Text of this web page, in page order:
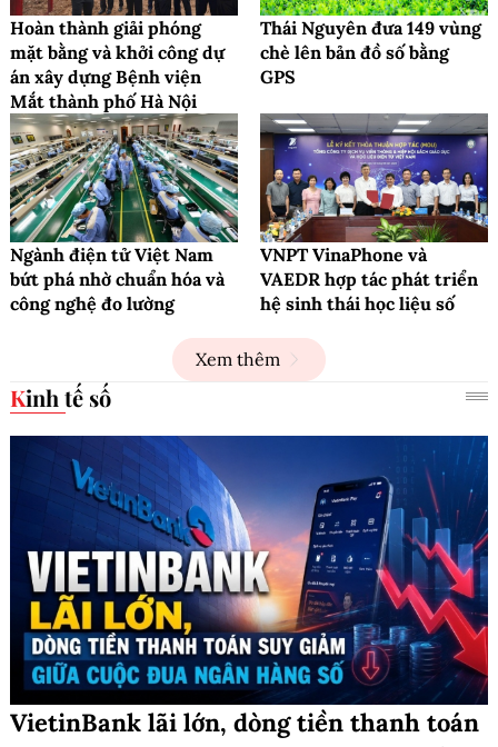
Hoàn thành giải phóng
mặt bằng và khởi công dự
án xây dựng Bệnh viện
Mắt thành phố Hà Nội
Thái Nguyên đưa 149 vùng
chè lên bản đồ số bằng
GPS
Ngành điện tử Việt Nam
bứt phá nhờ chuẩn hóa và
công nghệ đo lường
VNPT VinaPhone và
VAEDR hợp tác phát triển
hệ sinh thái học liệu số
Xem thêm
Kinh tế số
VietinBank lãi lớn, dòng tiền thanh toán